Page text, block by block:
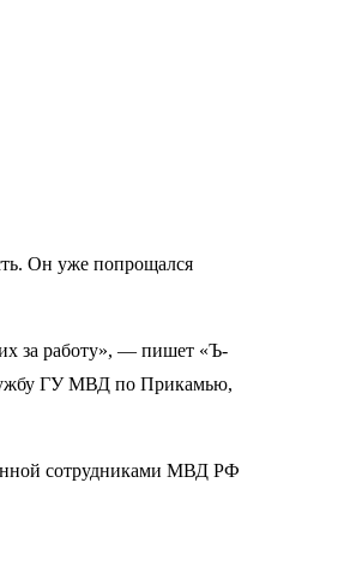
Он уже попрощался
за работу», — пишет «Ъ-
ГУ МВД по Прикамью,
сотрудниками МВД РФ